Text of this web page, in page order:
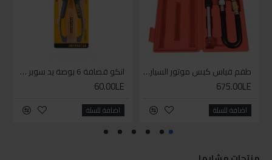
طقم قياس كبس موتور السياره 3 ق
675.00LE
اضافة للسلة
انكو قصافة 6 بوصة يد سوبر وان
60.00LE
اضافة للسلة